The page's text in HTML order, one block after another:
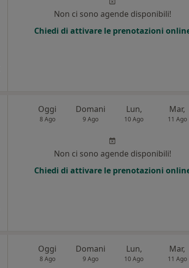
Non ci sono agende disponibili!
Chiedi di attivare le prenotazioni
Oggi
8 Ago
Domani
9 Ago
Lun,
10 Ago
Mar,
11 Ago
Non ci sono agende disponibili!
Chiedi di attivare le prenotazioni
Oggi
8 Ago
Domani
9 Ago
Lun,
10 Ago
Mar,
11 Ago